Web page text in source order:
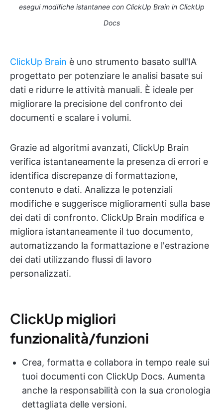
esegui modifiche istantanee con ClickUp Brain in ClickUp
Docs
ClickUp Brain è uno strumento basato sull'IA
progettato per potenziare le analisi basate sui
dati e ridurre le attività manuali. È ideale per
migliorare la precisione del confronto dei
documenti e scalare i volumi.
Grazie ad algoritmi avanzati, ClickUp Brain
verifica istantaneamente la presenza di errori e
identifica discrepanze di formattazione,
contenuto e dati. Analizza le potenziali
modifiche e suggerisce miglioramenti sulla base
dei dati di confronto. ClickUp Brain modifica e
migliora istantaneamente il tuo documento,
automatizzando la formattazione e l'estrazione
dei dati utilizzando flussi di lavoro
personalizzati.
ClickUp migliori
funzionalità/funzioni
Crea, formatta e collabora in tempo reale sui
tuoi documenti con ClickUp Docs. Aumenta
anche la responsabilità con la sua cronologia
dettagliata delle versioni.